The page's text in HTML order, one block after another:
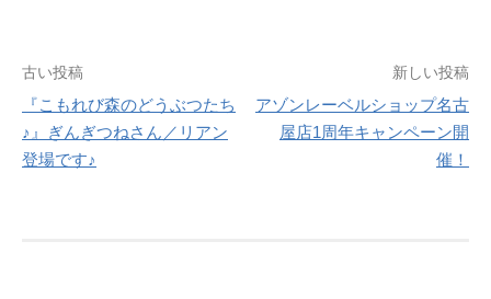
投
稿
ナ
古い投稿
『こもれび森のどうぶつたち
♪』ぎんぎつねさん／リアン
登場です♪
新しい投稿
アゾンレーベルショップ名古
屋店1周年キャンペーン開
催！